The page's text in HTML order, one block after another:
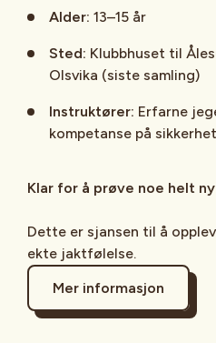
Alder: 13–15 år
Sted: Klubbhuset til
Olsvika (siste samling)
Instruktører: Erfarne
kompetanse på
Klar for å prøve noe helt
Dette er sjansen til å
ekte jaktfølelse.
Mer informasjon